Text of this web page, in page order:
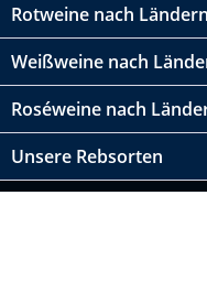
Rotweine nach Ländern
Weißweine nach
Roséweine nach
Unsere Rebsorten